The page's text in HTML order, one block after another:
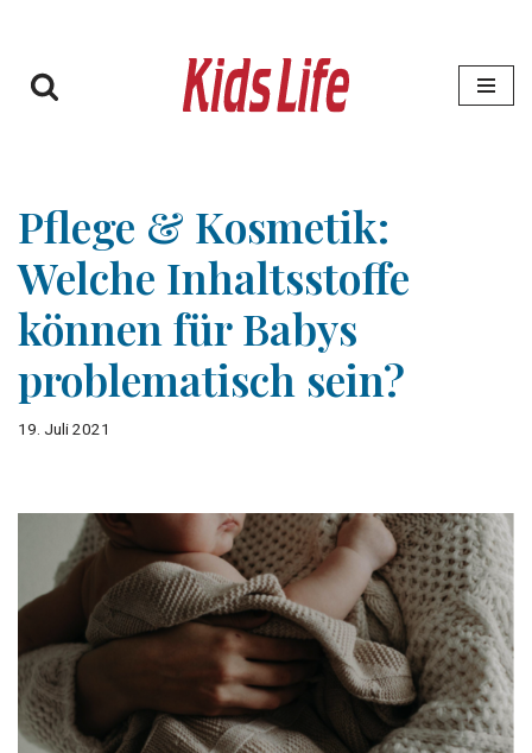
Inhalt
Pflege & Kosmetik:
Welche Inhaltsstoffe
können für Babys
problematisch sein?
19. Juli 2021